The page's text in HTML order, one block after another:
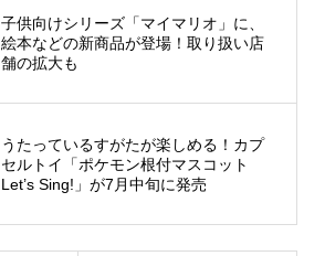
子供向けシリーズ「マイマリオ」に、
絵本などの新商品が登場！取り扱い店
舗の拡大も
うたっているすがたが楽しめる！カプ
セルトイ「ポケモン根付マスコット
Let’s Sing!」が7月中旬に発売